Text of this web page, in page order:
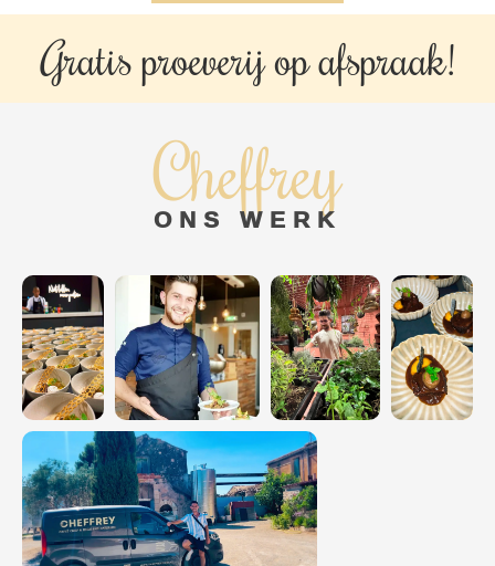
Gratis proeverij opafspraak!
Cheffrey
ONS WERK